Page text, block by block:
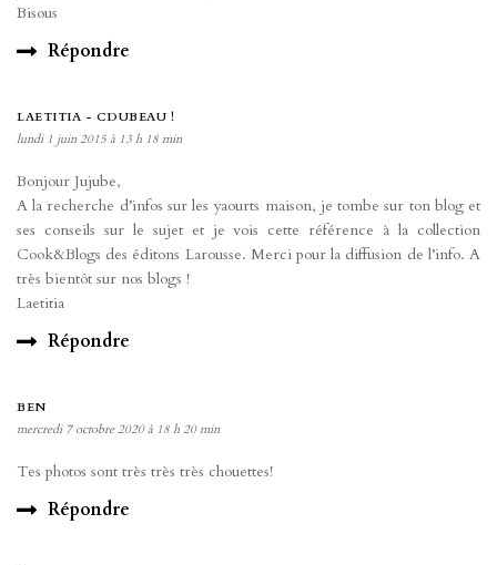
Bisous
Répondre
LAETITIA - CDUBEAU !
lundi 1 juin 2015 à 13 h 18 min
Bonjour Jujube,
A la recherche d’infos sur les yaourts maison, je tombe sur ton blog et
ses conseils sur le sujet et je vois cette référence à la collection
Cook&Blogs des éditons Larousse. Merci pour la diffusion de l’info. A
très bientôt sur nos blogs !
Laetitia
Répondre
BEN
mercredi 7 octobre 2020 à 18 h 20 min
Tes photos sont très très très chouettes!
Répondre